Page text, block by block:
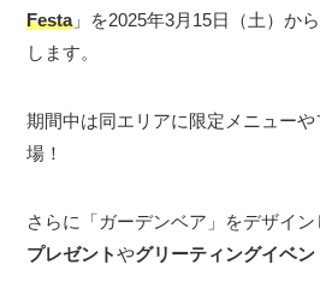
Festa」を2025年3月15日（土）か
します。
期間中は同エリアに限定メニュー
場！
さらに「ガーデンベア」をデザイン
プレゼントやグリーティングイベン